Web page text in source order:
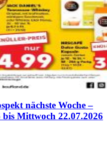
nächste Woche –
Mittwoch 22.07.2026